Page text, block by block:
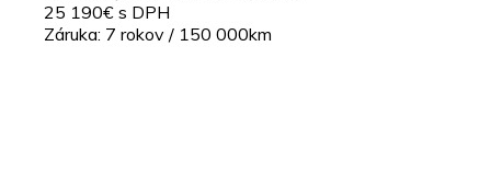
25 190€ s DPH
Záruka: 7 rokov / 150 000km